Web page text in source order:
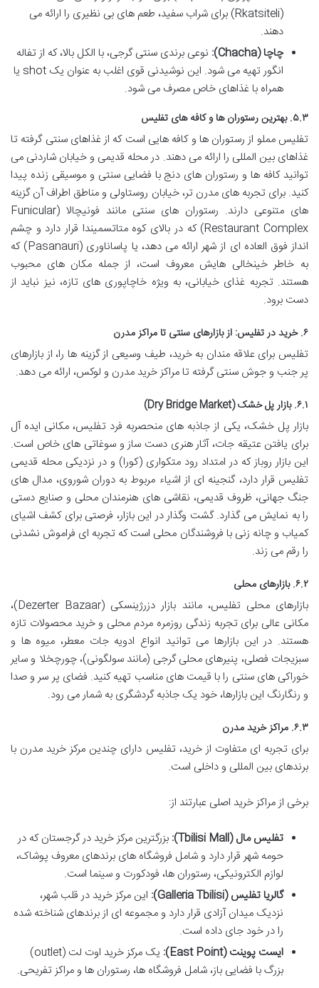
(Rkatsiteli) برای شراب سفید، طعم های بی نظیری را ارائه می
دهند.
چاچا (Chacha):
نوعی برندی سنتی گرجی، با الکل بالا، که از تفاله
انگور تهیه می شود. این نوشیدنی قوی اغلب به عنوان یک shot یا
همراه با غذاهای خاص مصرف می شود.
۵.۳. بهترین رستوران ها و کافه های تفلیس
تفلیس مملو از رستوران ها و کافه هایی است که از غذاهای سنتی گرفته تا
غذاهای بین المللی را ارائه می دهند. در محله قدیمی و خیابان شاردنی می
توانید کافه ها و رستوران های دنج با فضایی سنتی و موسیقی زنده پیدا
کنید. برای تجربه های مدرن تر، خیابان روستاولی و مناطق اطراف آن گزینه
های متنوعی دارند. رستوران های سنتی مانند فونیچالا (Funicular
Restaurant Complex) که در بالای کوه متاتسمیندا قرار دارد و چشم
انداز فوق العاده ای از شهر ارائه می دهد، یا پاساناوری (Pasanauri) که
به خاطر خینخالی هایش معروف است، از جمله مکان های محبوب
هستند. تجربه غذای خیابانی، به ویژه خاچاپوری های تازه، نیز نباید از
دست برود.
۶. خرید در تفلیس: از بازارهای سنتی تا مراکز مدرن
تفلیس برای علاقه مندان به خرید، طیف وسیعی از گزینه ها را، از بازارهای
پر جنب و جوش سنتی گرفته تا مراکز خرید مدرن و لوکس، ارائه می دهد.
۶.۱. بازار پل خشک (Dry Bridge Market)
بازار پل خشک، یکی از جاذبه های منحصربه فرد تفلیس، مکانی ایده آل
برای یافتن عتیقه جات، آثار هنری دست ساز و سوغاتی های خاص است.
این بازار روباز که در امتداد رود متکواری (کورا) و در نزدیکی محله قدیمی
تفلیس قرار دارد، گنجینه ای از اشیاء مربوط به دوران شوروی، مدال های
جنگ جهانی، ظروف قدیمی، نقاشی های هنرمندان محلی و صنایع دستی
را به نمایش می گذارد. گشت وگذار در این بازار، فرصتی برای کشف اشیای
کمیاب و چانه زنی با فروشندگان محلی است که تجربه ای فراموش نشدنی
را رقم می زند.
۶.۲. بازارهای محلی
بازارهای محلی تفلیس، مانند بازار دزرژینسکی (Dezerter Bazaar)،
مکانی عالی برای تجربه زندگی روزمره مردم محلی و خرید محصولات تازه
هستند. در این بازارها می توانید انواع ادویه جات معطر، میوه ها و
سبزیجات فصلی، پنیرهای محلی گرجی (مانند سولگونی)، چورچخلا و سایر
خوراکی های سنتی را با قیمت های مناسب تهیه کنید. فضای پر سر و صدا
و رنگارنگ این بازارها، خود یک جاذبه گردشگری به شمار می رود.
۶.۳. مراکز خرید مدرن
برای تجربه ای متفاوت از خرید، تفلیس دارای چندین مرکز خرید مدرن با
برندهای بین المللی و داخلی است.
برخی از مراکز خرید اصلی عبارتند از:
تفلیس مال (Tbilisi Mall):
بزرگترین مرکز خرید در گرجستان که در
حومه شهر قرار دارد و شامل فروشگاه های برندهای معروف پوشاک،
لوازم الکترونیکی، رستوران ها، فودکورت و سینما است.
گالریا تفلیس (Galleria Tbilisi):
این مرکز خرید در قلب شهر،
نزدیک میدان آزادی قرار دارد و مجموعه ای از برندهای شناخته شده
را در خود جای داده است.
ایست پوینت (East Point):
یک مرکز خرید اوت لت (outlet)
بزرگ با فضایی باز، شامل فروشگاه ها، رستوران ها و مراکز تفریحی.